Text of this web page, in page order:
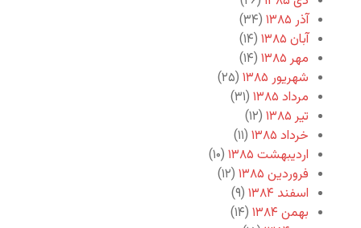
آذر ۱۳۸۵
(۳۴)
آبان ۱۳۸۵
(۱۴)
مهر ۱۳۸۵
(۱۴)
شهریور ۱۳۸۵
(۲۵)
مرداد ۱۳۸۵
(۳۱)
تیر ۱۳۸۵
(۱۲)
خرداد ۱۳۸۵
(۱۱)
اردیبهشت ۱۳۸۵
(۱۰)
فروردین ۱۳۸۵
(۱۲)
اسفند ۱۳۸۴
(۹)
بهمن ۱۳۸۴
(۱۴)